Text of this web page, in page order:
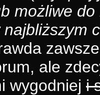
możliwe
najbliższym
ale
wygodniej i